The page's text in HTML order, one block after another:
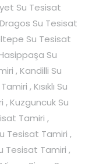
Su Tesisat
Su Tesisat
Su Tesisat
Su
, Kandilli Su
, Kısıklı Su
, Kuzguncuk Su
Tamiri ,
Tesisat Tamiri ,
Tesisat Tamiri ,